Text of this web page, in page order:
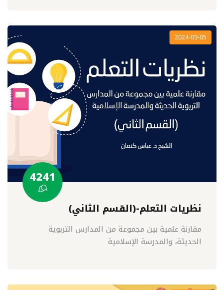
2024-09-05
4241
نظريات التعلم-(القسم الثاني)
مقارنة علمية بين مجموعة من المدارس التربوية
الحديثة، والمدرسة الإسلامية